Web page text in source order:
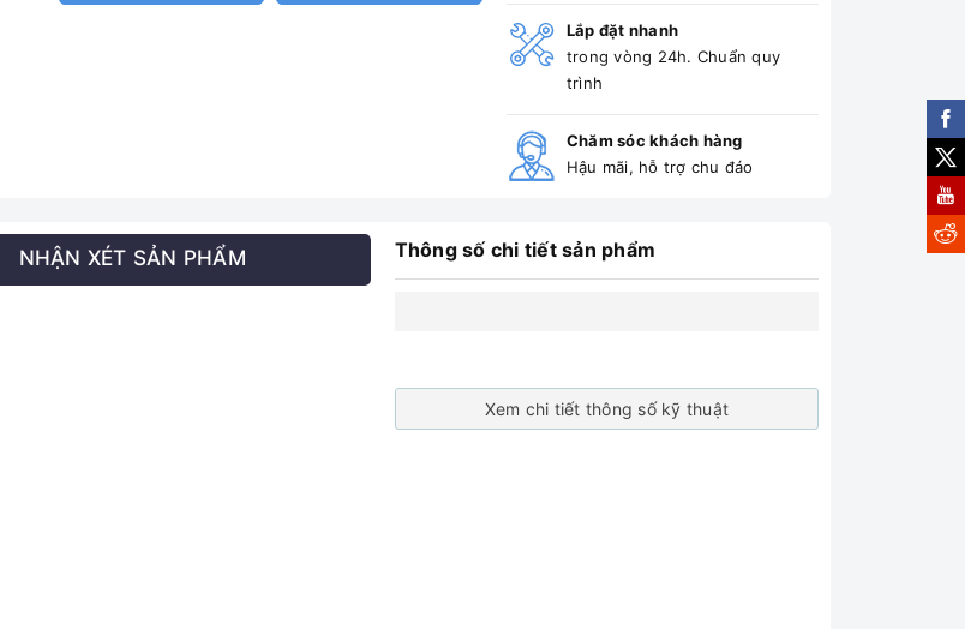
Lắp đặt nhanh
trong vòng 24h. Chuẩn quy
trình
Chăm sóc khách hàng
Hậu mãi, hỗ trợ chu đáo
NHẬN XÉT SẢN PHẨM Thông số chi tiết sản phẩm
Xem chi tiết thông số kỹ thuật